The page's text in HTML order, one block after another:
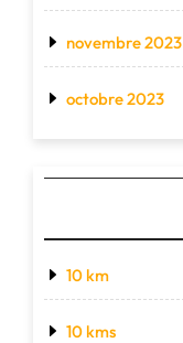
novembre 2023
octobre 2023
10 km
10 kms